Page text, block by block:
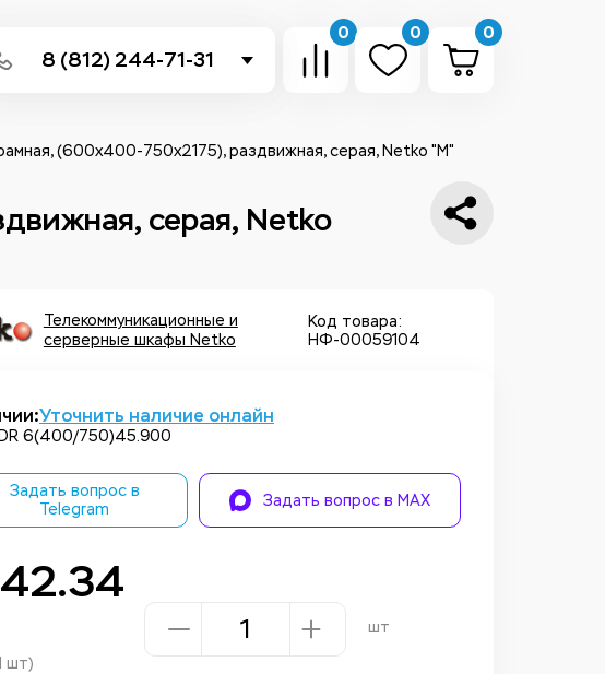
8 (812) 244-71-31
Написать в Telegram
0 0 0
(600x400-750x2175), раздвижная, серая, Netko "М"
серая, Netko
Телекоммуникационные и
серверные шкафы Netko
Код товара:
НФ-00059104
Уточнить наличие онлайн
6(400/750)45.900
Задать вопрос в
Telegram
Задать вопрос в MAX
шт)
шт